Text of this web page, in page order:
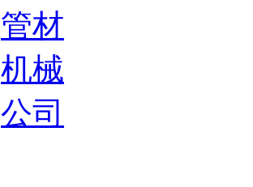
管材
机械
公司